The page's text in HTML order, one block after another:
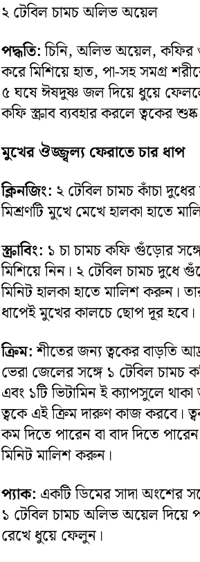
২ টেবিল চামচ অলিভ অয়েল
পদ্ধতি:চিনি, অলিভ অয়েল, কফির
করে মিশিয়ে হাত, পা-সহ সমগ্র
৫ ঘষে ঈষদুষ্ণ জল দিয়ে ধুয়ে
কফি স্ক্রাব ব্যবহার করলে ত্বকের
মুখের ঔজ্জ্বল্য ফেরাতে চার ধাপ
ক্লিনজিং: ২ টেবিল চামচ কাঁচা
মিশ্রণটি মুখে মেখে হালকা হাতে
স্ক্রাবিং: ১ চা চামচ কফি গুঁড়োর
মিশিয়ে নিন। ২ টেবিল চামচ
মিনিট হালকা হাতে মালিশ করুন।
ধাপেই মুখের কালচে ছোপ দূর হবে।
ক্রিম:শীতের জন্য ত্বকের বাড়তি
ভেরা জেলের সঙ্গে ১ টেবিল
এবং ১টি ভিটামিন ই ক্যাপসুলে
ত্বকে এই ক্রিম দারুণ কাজ করবে।
কম দিতে পারেন বা বাদ দিতে
মিনিট মালিশ করুন।
প্যাক: একটি ডিমের সাদা অংশের
১ টেবিল চামচ অলিভ অয়েল দিয়ে
রেখে ধুয়ে ফেলুন।